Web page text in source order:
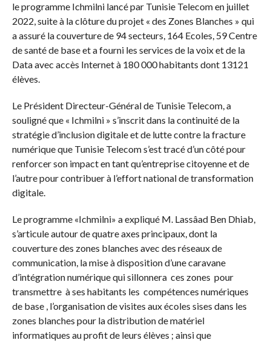
le programme Ichmilni lancé par Tunisie Telecom en juillet
2022, suite à la clôture du projet « des Zones Blanches » qui
a assuré la couverture de 94 secteurs, 164 Ecoles, 59 Centre
de santé de base et a fourni les services de la voix et de la
Data avec accès Internet à 180 000 habitants dont 13121
élèves.
Le Président Directeur-Général de Tunisie Telecom, a
souligné que « Ichmilni » s’inscrit dans la continuité de la
stratégie d’inclusion digitale et de lutte contre la fracture
numérique que Tunisie Telecom s’est tracé d’un côté pour
renforcer son impact en tant qu’entreprise citoyenne et de
l’autre pour contribuer à l’effort national de transformation
digitale.
Le programme «Ichmilni» a expliqué M. Lassâad Ben Dhiab,
s’articule autour de quatre axes principaux, dont la
couverture des zones blanches avec des réseaux de
communication, la mise à disposition d’une caravane
d’intégration numérique qui sillonnera ces zones pour
transmettre à ses habitants les compétences numériques
de base , l’organisation de visites aux écoles sises dans les
zones blanches pour la distribution de matériel
informatiques au profit de leurs élèves ; ainsi que